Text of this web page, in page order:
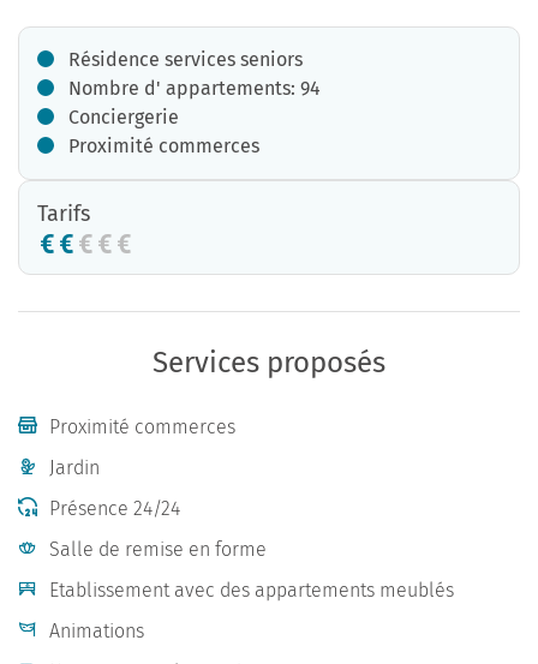
Résidence services seniors
Nombre d' appartements: 94
Conciergerie
Proximité commerces
Tarifs
Services proposés
Proximité commerces
Jardin
Présence 24/24
Salle de remise en forme
Etablissement avec des appartements meublés
Animations